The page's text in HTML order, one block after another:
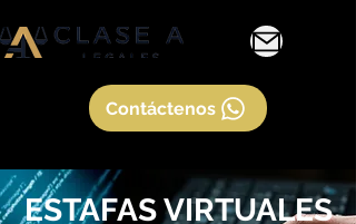
Contáctenos
ESTAFAS VIRTUALES